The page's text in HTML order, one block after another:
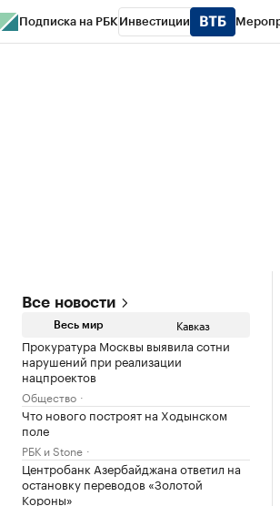
Подписка на РБК Инвестиции
Все новости
Весь мир Кавказ
Прокуратура Москвы выявила сотни
нарушений при реализации
нацпроектов
Общество
Что нового построят на Ходынском
поле
РБК и Stone
Центробанк Азербайджана ответил на
остановку переводов «Золотой
Короны»